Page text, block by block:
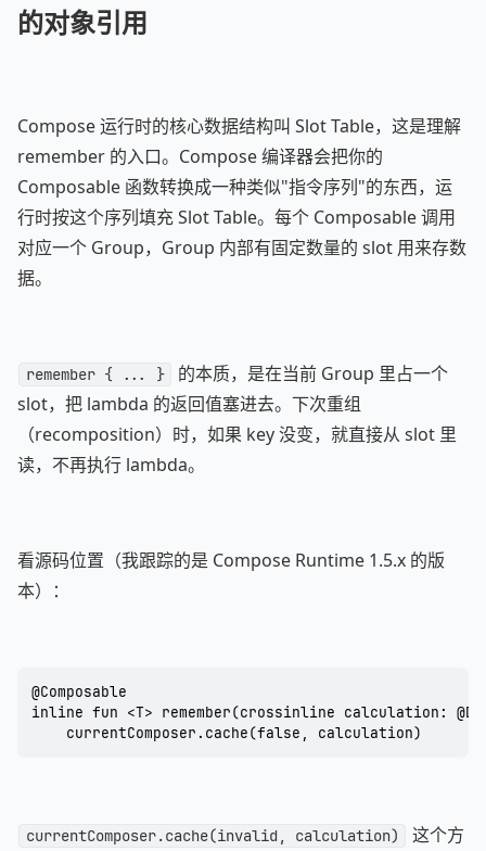
的对象引用
Compose 运行时的核心数据结构叫 Slot Table，这是理解
remember 的入口。Compose 编译器会把你的
Composable 函数转换成一种类似"指令序列"的东西，运
行时按这个序列填充 Slot Table。每个 Composable 调用
对应一个 Group，Group 内部有固定数量的 slot 用来存数
据。
remember { ... }
的本质，是在当前 Group 里占一个
slot，把 lambda 的返回值塞进去。下次重组
（recomposition）时，如果 key 没变，就直接从 slot 里
读，不再执行 lambda。
看源码位置（我跟踪的是 Compose Runtime 1.5.x 的版
本）：
@Composable
inline fun <T> remember(crossinline calculation:
    currentComposer.cache(false, calculation)
currentComposer.cache(invalid, calculation)
这个方